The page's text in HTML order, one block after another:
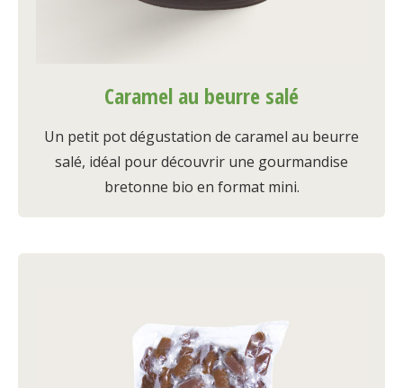
Caramel au beurre salé
Un petit pot dégustation de caramel au beurre
salé, idéal pour découvrir une gourmandise
bretonne bio en format mini.